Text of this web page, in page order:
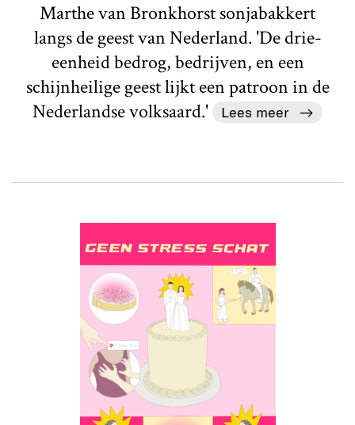
Marthe van Bronkhorst sonjabakkert
langs de geest van Nederland. 'De drie-
eenheid bedrog, bedrijven, en een
schijnheilige geest lijkt een patroon in de
Nederlandse volksaard.'
Lees meer